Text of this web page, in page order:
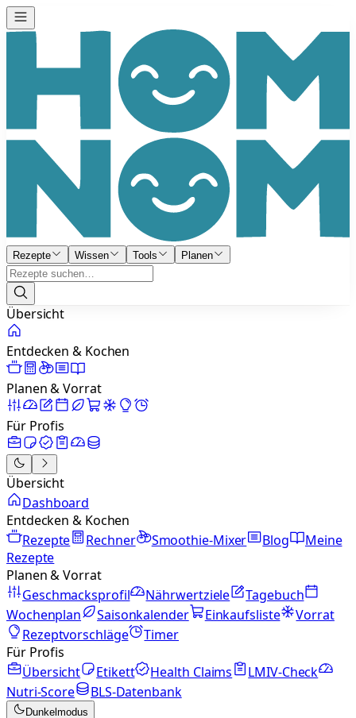
Rezepte Wissen Tools Planen
Übersicht
Entdecken & Kochen
Planen & Vorrat
Für Profis
Übersicht
Dashboard
Entdecken & Kochen
Rezepte
Rechner Smoothie-Mixer Blog
Meine
Rezepte
Planen & Vorrat
Geschmacksprofil
Nährwertziele
Tagebuch
Wochenplan
Saisonkalender Einkaufsliste
Vorrat
Rezeptvorschläge
Timer
Für Profis
Übersicht
Etikett Health Claims
LMIV-Check
Nutri-Score
BLS-Datenbank
Dunkelmodus